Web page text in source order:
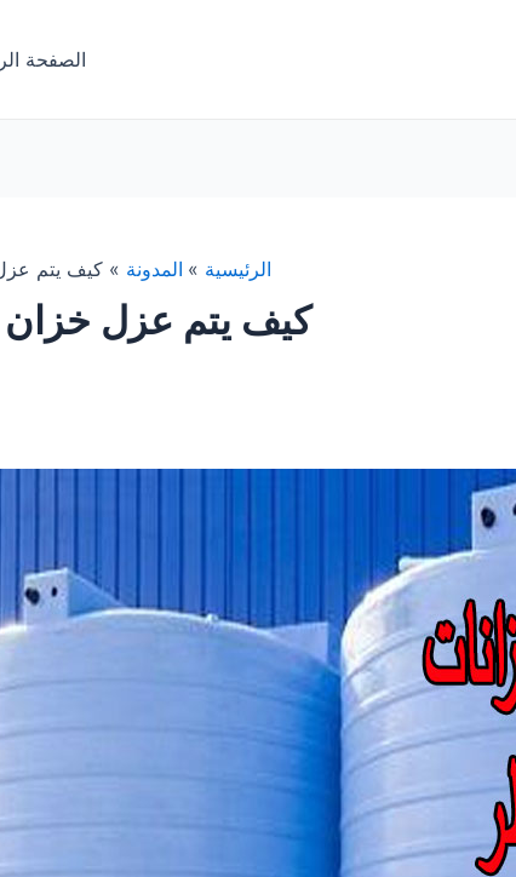
الصفحة
الرئيسية المدونة كيف يتم
كيف يتم عزل خزان